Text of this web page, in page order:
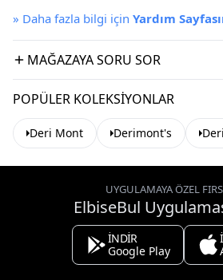
» Daha fazla bilgi için Yardım
MAĞAZAYA SORU SOR
POPÜLER KOLEKSIYONLAR
Deri Mont Derimont's
UYGULAMAYA ÖZEL
ElbiseBul
İNDİR
Google Play